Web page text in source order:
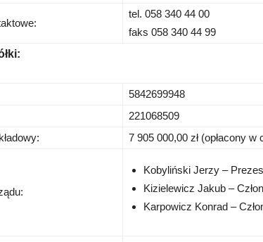
tel. 058 340 44 00
faks 058 340 44 99
5842699948
221068509
7 905 000,00 zł (opłacony w
Kobyliński Jerzy – Prezes
Kizielewicz Jakub –
Karpowicz Konrad –